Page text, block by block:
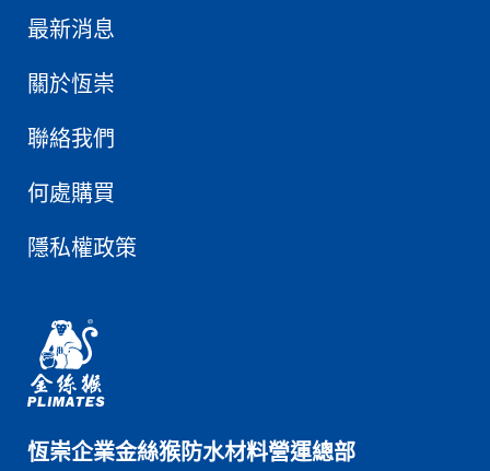
最新消息
關於恆崇
聯絡我們
何處購買
隱私權政策
恆崇企業金絲猴防水材料營運總部